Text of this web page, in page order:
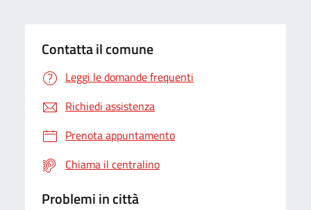
Contatta il comune
Leggi le domande frequenti
Richiedi assistenza
Prenota appuntamento
Chiama il centralino
Problemi in città